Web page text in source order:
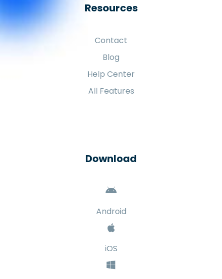
Resources
Contact
Blog
Help Center
All Features
Download
Android
iOS